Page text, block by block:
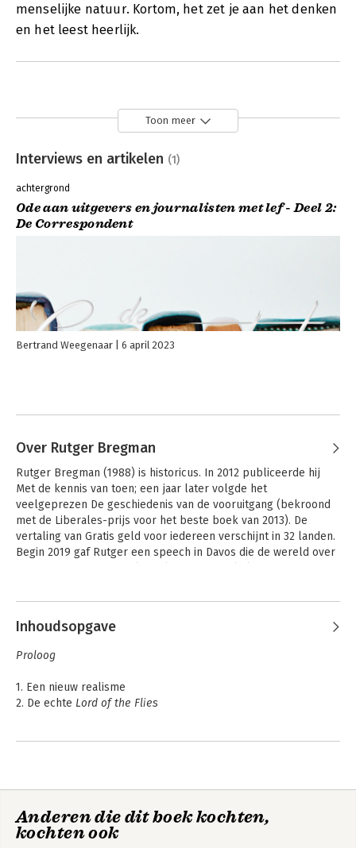
menselijke natuur. Kortom, het zet je aan het denken
en het leest heerlijk.
Toon meer
Interviews en artikelen (1)
achtergrond
Ode aan uitgevers en journalisten met lef - Deel 2:
De Correspondent
Bertrand Weegenaar 6 april 2023
Over Rutger Bregman
Rutger Bregman (1988) is historicus. In 2012 publiceerde hij
Met de kennis van toen; een jaar later volgde het
veelgeprezen De geschiedenis van de vooruitgang (bekroond
met de Liberales-prijs voor het beste boek van 2013). De
vertaling van Gratis geld voor iedereen verschijnt in 32 landen.
Begin 2019 gaf Rutger een speech in Davos die de wereld over
Andere boeken door Rutger
Bregman
Morele ambitie
Wat maakt een
Inhoudsopgave
Proloog
1. Een nieuw realisme
2. De echte Lord of the Flies
6. Het mysterie van Paaseiland
Anderen die dit boek kochten,
kochten ook